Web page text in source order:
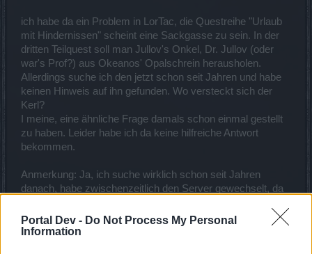
Portal Dev - Do Not Process My Personal
Information
ich habe da ein Problem in LorTac, die Questreihe "Urlaub
mit Hindernissen" scheint eine Sackgasse zu sein. In der
dritten Teilquest soll man Jullov's Onkel, Dr. Jullov (oder
war's Prof?) aus Okeanos' Opalschrein herausholen.
Allerdings suche ich den jetzt schon seit Jahren und habe
keinen Hinweis auf ihn gefunden. Wo versteckt sich der
Kerl?
I meine, eine ähnliche Frage damals schon einmal gestellt
zu haben. Leider habe ich da keine hilfreiche Antwort
bekommen.
Anmerkung: Ja, ich suche wirklich schon seit Jahren
danach, habe zwischenzeitlich den Server gewechselt, da
Update meine Chars auf einmal nicht mehr funktionierten.
27 Juli 2022